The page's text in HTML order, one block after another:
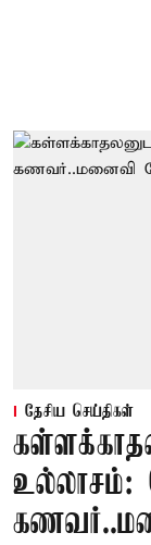
தேசிய செய்திகள்
உல்லாசம்: